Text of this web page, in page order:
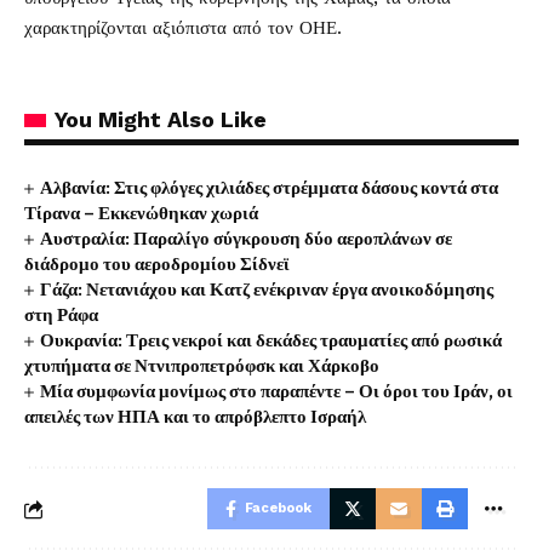
χαρακτηρίζονται αξιόπιστα από τον ΟΗΕ.
You Might Also Like
Αλβανία: Στις φλόγες χιλιάδες στρέμματα δάσους κοντά στα
Τίρανα – Εκκενώθηκαν χωριά
Αυστραλία: Παραλίγο σύγκρουση δύο αεροπλάνων σε
διάδρομο του αεροδρομίου Σίδνεϊ
Γάζα: Νετανιάχου και Κατζ ενέκριναν έργα ανοικοδόμησης
στη Ράφα
Ουκρανία: Τρεις νεκροί και δεκάδες τραυματίες από ρωσικά
χτυπήματα σε Ντνιπροπετρόφσκ και Χάρκοβο
Μία συμφωνία μονίμως στο παραπέντε – Οι όροι του Ιράν, οι
απειλές των ΗΠΑ και το απρόβλεπτο Ισραήλ
Facebook